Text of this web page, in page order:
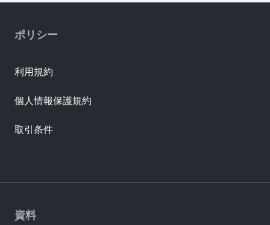
資料
ポリシー
利用規約
個人情報保護規約
取引条件